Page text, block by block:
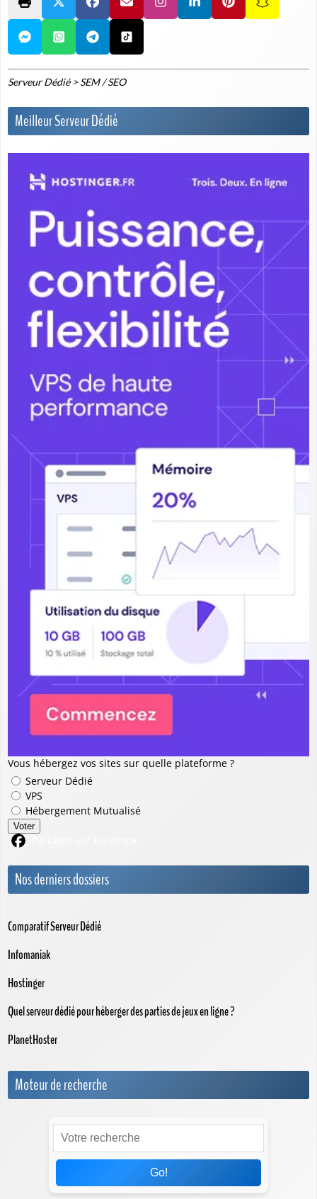
Serveur Dédié >SEM / SEO
Meilleur Serveur Dédié
Vous hébergez vos sites sur quelle plateforme ?
Serveur Dédié
VPS
Hébergement Mutualisé
Voter
Nos derniers dossiers
Comparatif Serveur Dédié
Infomaniak
Hostinger
Quel serveur dédié pour héberger des parties de jeux en ligne ?
PlanetHoster
Moteur de recherche
Go!